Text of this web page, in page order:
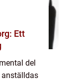
Ett
del
anställdas